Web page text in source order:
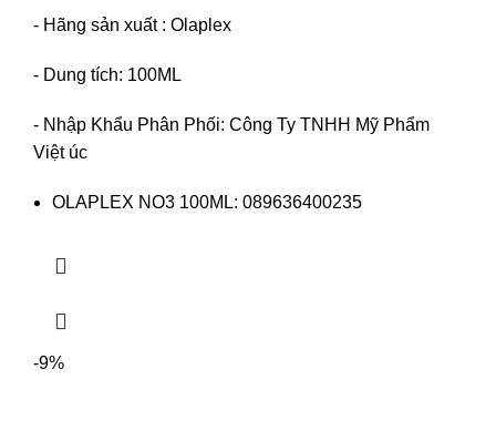
- Hãng sản xuất : Olaplex
- Dung tích: 100ML
- Nhập Khẩu Phân Phối: Công Ty TNHH Mỹ Phẩm
Việt úc
OLAPLEX NO3 100ML: 089636400235
-9%